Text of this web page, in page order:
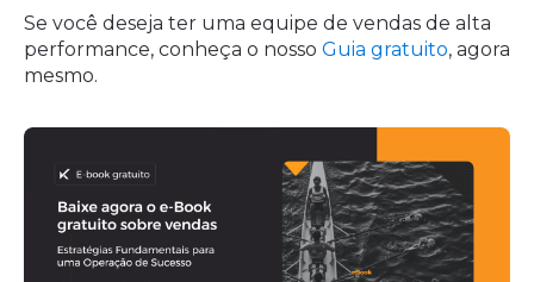
Se você deseja ter uma equipe de vendas de alta
performance, conheça o nosso Guia gratuito, agora
mesmo.